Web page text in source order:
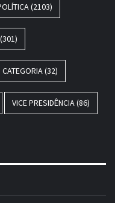
(2103)
(301)
CATEGORIA (32)
VICE PRESIDÊNCIA (86)